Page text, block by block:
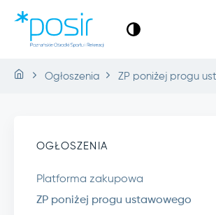
Ogłoszenia ZP poniżej progu
OGŁOSZENIA
Platforma zakupowa
ZP poniżej progu ustawowego